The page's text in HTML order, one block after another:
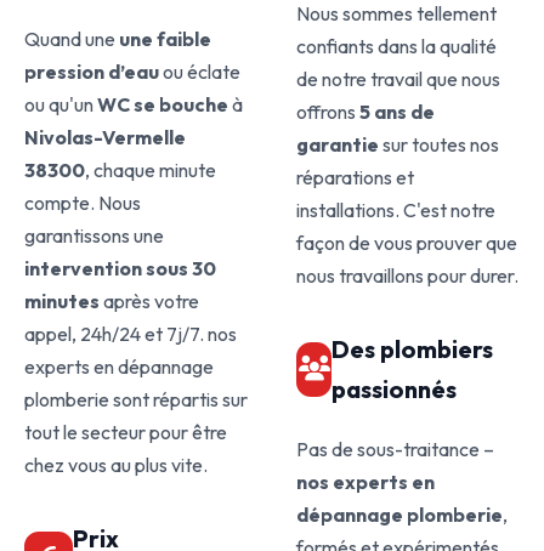
Quand une une faible
pression d’eauou éclate
ou qu'unWC se bouche à
Nivolas-Vermelle
38300, chaque minute
compte. Nous
garantissons une
intervention sous 30
minutes après votre
appel, 24h/24 et 7j/7. nos
experts en dépannage
plomberie sont répartis sur
tout le secteur pour être
chez vous au plus vite.
Prix
Nous sommes tellement
confiants dans la qualité
de notre travail que nous
offrons 5 ans de
garantie sur toutes nos
réparations et
installations. C'est notre
façon de vous prouver que
nous travaillons pour durer.
Des plombiers
passionnés
Pas de sous-traitance –
nos experts en
dépannage plomberie,